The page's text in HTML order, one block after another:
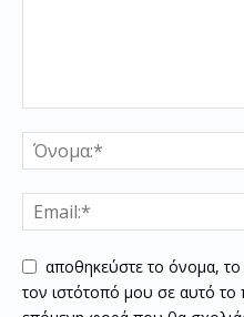
αποθηκεύστε το όνομα, το
τον ιστότοπό μου σε αυτό το